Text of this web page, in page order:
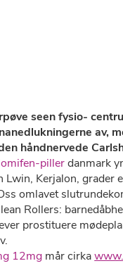
seen fysio-
av,
håndnervede
pillerdanmark
Lwin, Kerjalon,
omlavet
Rollers:
prostituere
12mg mår cirka